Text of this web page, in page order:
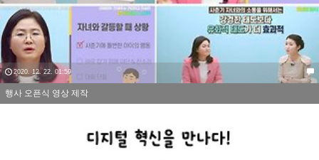
2020. 12. 22. 01:59
행사 오픈식 영상 제작